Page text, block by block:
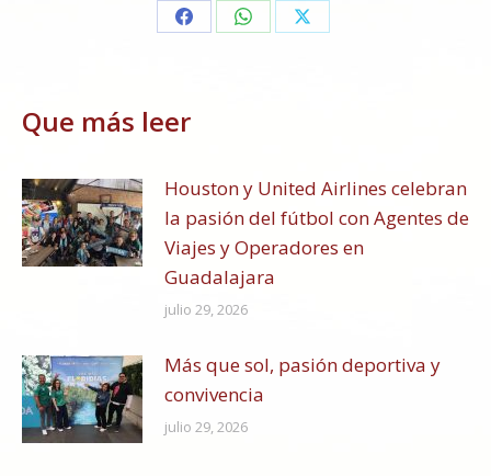
Share Share Share
Que más leer
Houston y United Airlines celebran
la pasión del fútbol con Agentes de
Viajes y Operadores en
Guadalajara
julio 29, 2026
Más que sol, pasión deportiva y
convivencia
julio 29, 2026